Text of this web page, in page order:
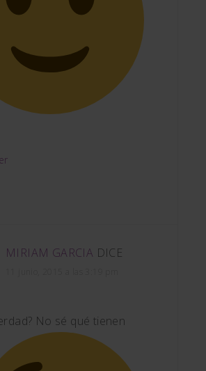
MIRIAM GARCIA DICE
No sé qué tienen